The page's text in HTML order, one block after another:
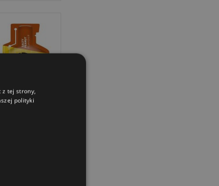
z tej strony,
polityki